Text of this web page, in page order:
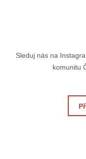
Sleduj nás na
komunitu